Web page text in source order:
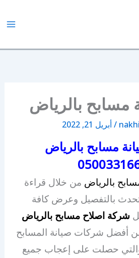
مسابح بالرياض
/أبريل 21, 2022
مسابح بالرياض
بالرياض من خلال قراءة
بالتفصيل وعرض كافة
شركة اصلاح مسابح بالرياض
من أفضل شركات صيانة المسابح
حصلت على إعجاب جميع